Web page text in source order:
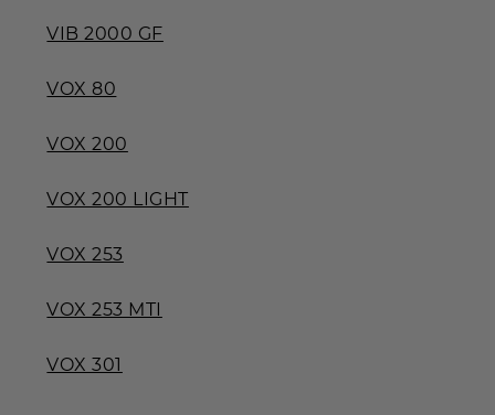
VIB 2000 GF
VOX 80
VOX 200
VOX 200 LIGHT
VOX 253
VOX 253 MTI
VOX 301